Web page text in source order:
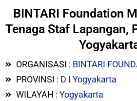
BINTARI Foundation
Tenaga Staf Lapangan,
ORGANISASI : BINTARI
PROVINSI : D I Yogyakarta
WILAYAH : Yogyakarta